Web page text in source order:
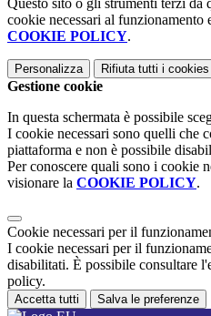
Questo sito o gli strumenti terzi da
cookie necessari al
COOKIE POLICY.
Personalizza Rifiuta tutti i cookies
Gestione cookie
In questa schermata è possibile
I cookie necessari sono quelli che
piattaforma e non è possibile
Per conoscere quali sono i cookie
visionare la COOKIE POLICY.
Cookie necessari per il
I cookie necessari per il
disabilitati. È possibile consultare
policy.
Accetta tutti Salva le preferenze